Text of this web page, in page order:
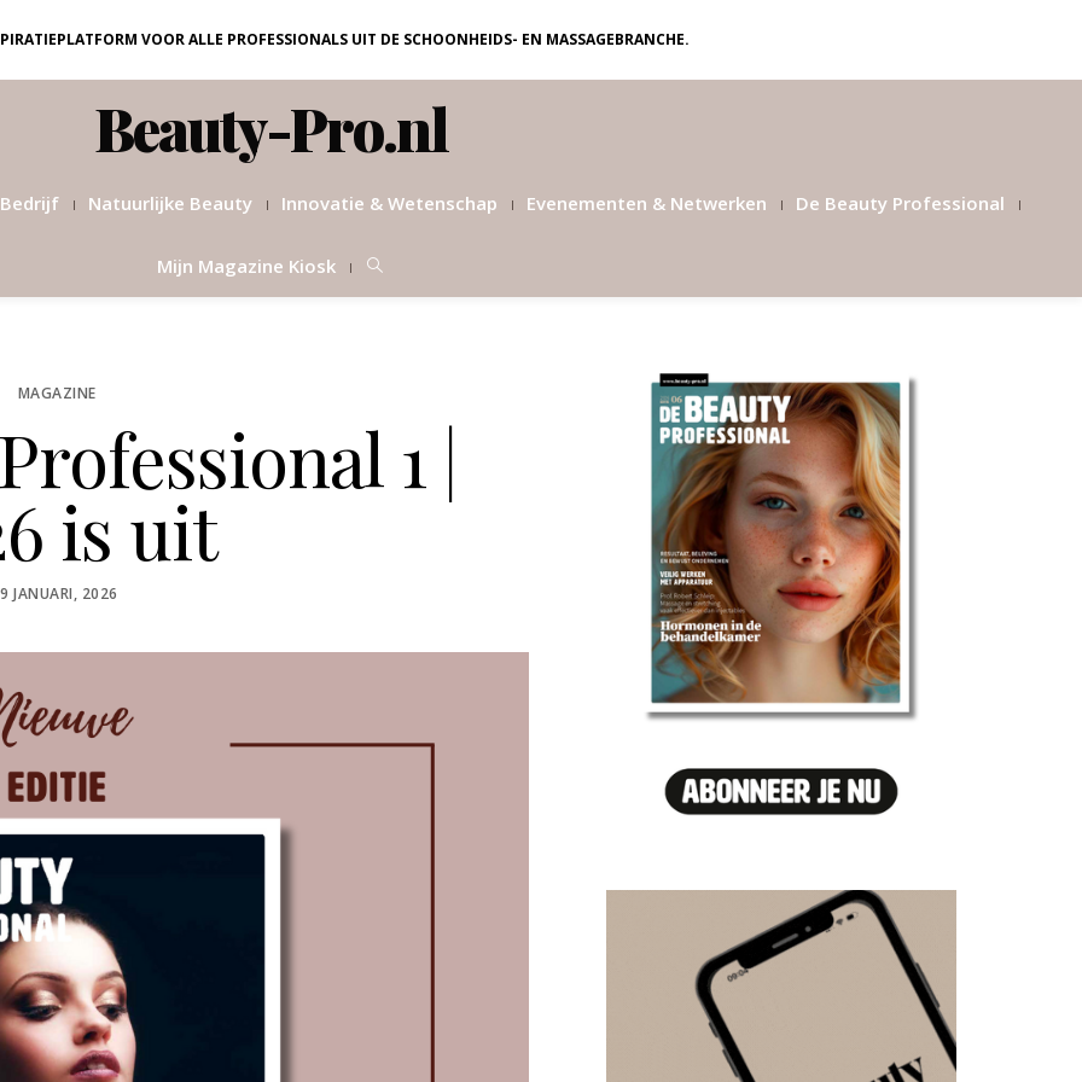
VOOR ALLE PROFESSIONALS UIT DE SCHOONHEIDS- EN MASSAGEBRANCHE.
Beauty-Pro.nl
Natuurlijke Beauty Innovatie & Wetenschap Evenementen & Netwerken De Beauty Professional
Mijn Magazine Kiosk
MAGAZINE
1 |
is uit
JANUARI, 2026